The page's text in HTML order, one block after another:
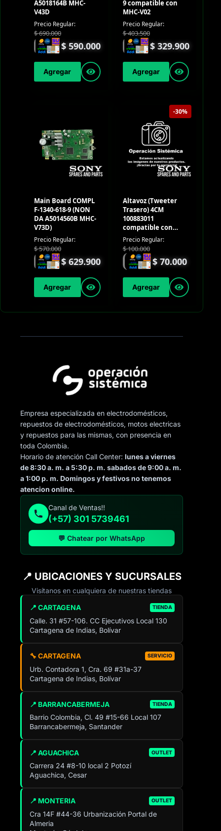
A5018164B MHC-
V43D
Precio Regular:
$690.000
$ 590.000
Agregar
9 compatible con
MHC-V02
Precio Regular:
$403.500
$ 329.900
Agregar
Main Board COMPL
F-1340-618-9 (NON
DA A5014560B MHC-
V73D)
Precio Regular:
$570.000
$ 629.900
Agregar
-30%
Altavoz (Tweeter
Trasero) 4CM
100883011
compatible con
MHC-V73D
Precio Regular:
$100.000
$ 70.000
Agregar
Empresa especializada en electrodomésticos,
repuestos de electrodomésticos, motos electricas
y repuestos para las mismas, con presencia en
toda Colombia.
Horario de atención Call Center:lunes a viernes
de 8:30 a. m. a 5:30 p. m. sabados de 9:00 a. m.
a 1:00 p. m. Domingos y festivos no tenemos
atencion online.
Canal de Ventas!!
(+57) 301 5739461
💬 Chatear por WhatsApp
📍 UBICACIONES Y SUCURSALES
Visítanos en cualquiera de nuestras tiendas
📍 CARTAGENA TIENDA
Calle. 31 #57-106. CC Ejecutivos Local 130
Cartagena de Indias, Bolívar
🔧 CARTAGENA SERVICIO
Urb. Contadora 1, Cra. 69 #31a-37
Cartagena de Indias, Bolívar
📍 BARRANCABERMEJA TIENDA
Barrio Colombia, Cl. 49 #15-66 Local 107
Barrancabermeja, Santander
📍 AGUACHICA OUTLET
Carrera 24 #8-10 local 2 Potozí
Aguachica, Cesar
📍 MONTERIA OUTLET
Cra 14F #44-36 Urbanización Portal de
Almeria